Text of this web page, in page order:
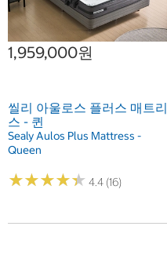
1,959,000원
씰리 아울로스 플러스 매트리
스 - 퀸
Sealy Aulos Plus Mattress -
Queen
★★★★★
★★★★★ 4.4 (16)